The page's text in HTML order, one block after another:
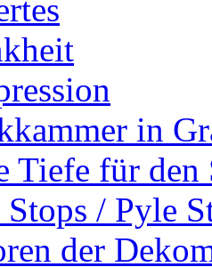
in
Tiefe für den
Stops / Pyle
der